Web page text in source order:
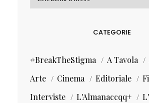
CATEGORIE
#BreakTheStigma A Tavola
Arte
Cinema Editoriale
Interviste
L'Almanaccqq+